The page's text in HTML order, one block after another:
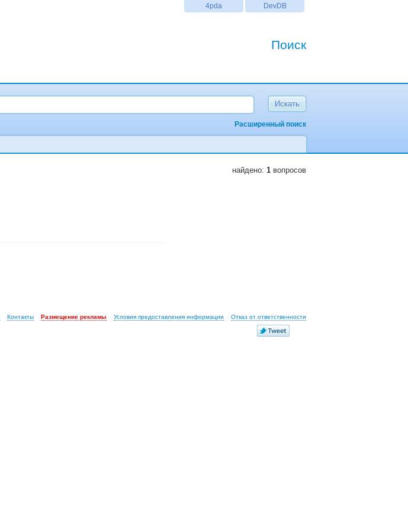
DevDB
4pda
Поиск
Расширенный поиск
найдено: 1 вопросов
Контакты Размещение рекламы Условия предоставления информации Отказ от ответственности